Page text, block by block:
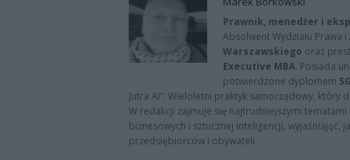
Prawnik, menedżer i
Absolwent Wydziału Prawa
Warszawskiego oraz
Executive MBA. Posiada
potwierdzone dyplomem
Jutra AI”. Wieloletni praktyk samorządowy, który
W redakcji zajmuje się najtrudniejszymi
biznesowych i sztucznej inteligencji, wyjaśniając,
przedsiębiorców i obywateli.